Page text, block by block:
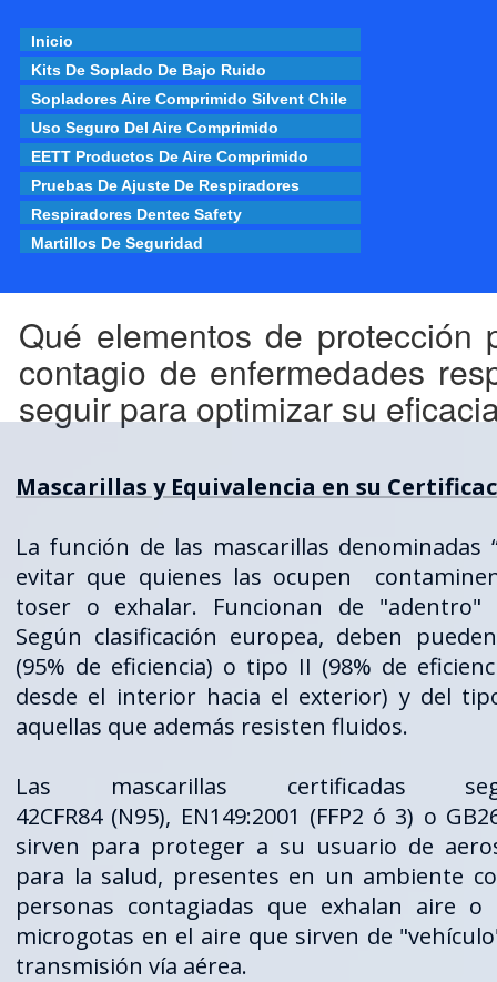
Inicio
Kits De Soplado De Bajo Ruido
Sopladores Aire Comprimido Silvent Chile
Uso Seguro Del Aire Comprimido
EETT Productos De Aire Comprimido
Pruebas De Ajuste De Respiradores
Respiradores Dentec Safety
Martillos De Seguridad
Qué elementos de
contagio de enfermedades
seguir para optimizar su
Mascarillas y Equivalencia en su
La función de las mascarillas denominadas
evitar que quienes las ocupen
toser o exhalar. Funcionan de "adentro"
Según clasificación europea, deben
(95% de eficiencia) o tipo II (98% de
desde el interior hacia el exterior) y del
aquellas que además resisten fluidos.
Las mascarillas certificadas
42CFR84 (N95), EN149:2001 (FFP2 ó 3) o
sirven para proteger a su usuario de
para la salud, presentes en un ambiente
personas contagiadas que exhalan aire o
microgotas en el aire que sirven de
transmisión vía aérea.